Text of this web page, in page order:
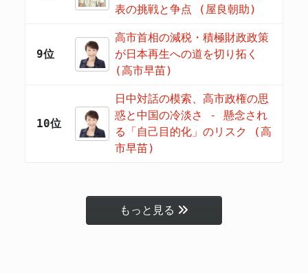
表の挑戦と争点 (屋良朝助)
9位
高市首相の減税・積極財政政策
が日本再生への道を切り拓く
(高市早苗)
10位
日中対話の模索、高市政権の思
惑と中国の冷淡さ - 懸念され
る「自己目的化」のリスク (高
市早苗)
もっと見る